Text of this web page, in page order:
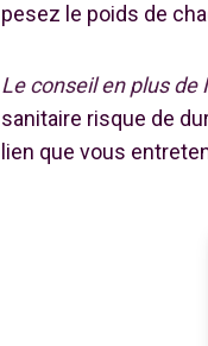
pesez le poids de
Le conseil en plus de
sanitaire risque de
lien que vous